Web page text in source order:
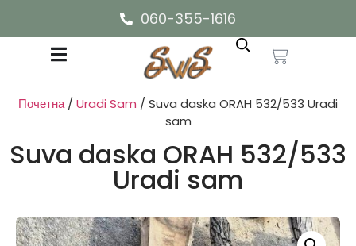
060-355-1616
Почетна/Uradi Sam / Suva daska ORAH 532/533 Uradi
sam
Suva daska ORAH 532/533
Uradi sam